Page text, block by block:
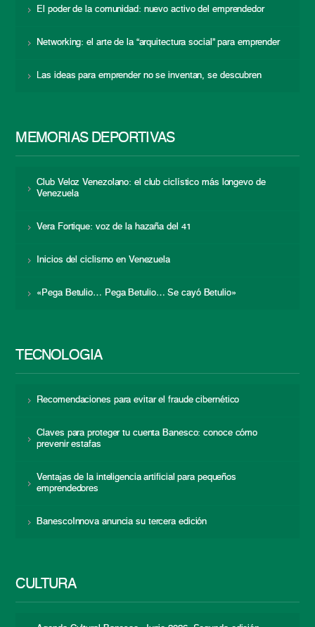
El poder de la comunidad: nuevo activo del emprendedor
Networking: el arte de la “arquitectura social” para emprender
Las ideas para emprender no se inventan, se descubren
MEMORIAS DEPORTIVAS
Club Veloz Venezolano: el club ciclístico más longevo de
Venezuela
Vera Fortique: voz de la hazaña del 41
Inicios del ciclismo en Venezuela
«Pega Betulio… Pega Betulio… Se cayó Betulio»
TECNOLOGÍA
Recomendaciones para evitar el fraude cibernético
Claves para proteger tu cuenta Banesco: conoce cómo
prevenir estafas
Ventajas de la inteligencia artificial para pequeños
emprendedores
BanescoInnova anuncia su tercera edición
CULTURA